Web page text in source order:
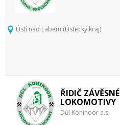
Ústí nad Labem (Ústecký kraj)
ŘIDIČ ZÁVĚSNÉ
LOKOMOTIVY
Důl Kohinoor a.s.